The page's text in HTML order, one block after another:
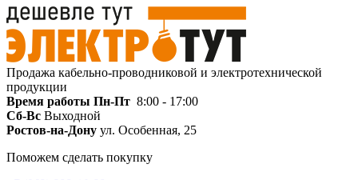
Продажа кабельно-проводниковой и электротехнической
продукции
Время работы Пн-Пт 8:00 - 17:00
Сб-Вс Выходной
Ростов-на-Дону ул. Особенная, 25
Поможем сделать покупку